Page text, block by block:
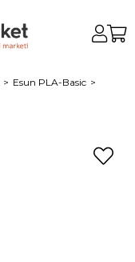
Esun PLA-Basic